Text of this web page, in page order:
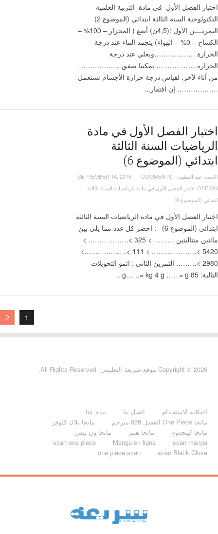
اختبار الفصل الأول في مادة التربية العلمية
التكنولوجية السنة الثالثة ابتدائي (الموضوع 2)
التمريــــن الأول :(4,5ن) أضع ( المحرار – 100% –
الكساح – 0% – الهواء) يتجمد الماء عند درجة
الحرارة ………………ويغلي عند درجة
الحرارة……………… يمكننا صفق ………………
من آناء لآخر. لقياس درجة حرارة الأجسام نستعمل
……………… إن افتقار...
اختبار الفصل الأول في مادة
الرياضيات السنة الثالثة
ابتدائي (الموضوع 6)
الاستاد عبد اللطيف -
SEPTEMBER 14, 2016 - COMMENTS
OFF ON اختبار الفصل الأول في مادة الرياضيات السنة الثالثة
ابتدائي (الموضوع 6)
اختبار الفصل الأول في مادة الرياضيات السنة الثالثة
ابتدائي (الموضوع 6) : احصر كل عدد مما يلي بين
مائتين متتاليتين ……… > 325 >……… …….. >
5420 >……… ………. > 111 >………. ……..>
2980 >……… التمرين الثاني : اتمو التحويلات
التالية: g……= kg 4 g ….. = g 85...
1
2
Copyright © 2026 موقع شريعة التعليمي. All Rights Reserved.
اتفاقية الاستخدام اتصل بنا
نبذة عنا
مانجا One Piece الفصل 928 مترجم
مانجا بلاك كلوفر
مانجا كينجدوم
مانجا هنتر
مانجا ون بيس
scan manga
Manga en ligne
scan one piece
scan Black Clove
one piece scan